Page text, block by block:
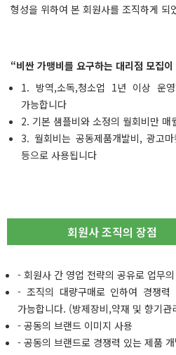
형성을 위하여 본 회원사를 조직하게 되
“비싼 가맹비를 요구하는 대리점 모집
1. 방역,소독,청소업 1년 이상 운
가능합니다
2. 기본 샘플비와 소정의 월회비만 매
3. 월회비는 공동제품개발비, 광고
등으로 사용됩니다
회원사 조직의 장점
- 회원사 간 영업 전략의 공유로 업무
- 조직의 대량구매로 인하여 경쟁
가능합니다. (방제장비,약재 및 향기관
- 공동의 브랜드 이미지 사용
- 공동의 브랜드로 경쟁력 있는 제품